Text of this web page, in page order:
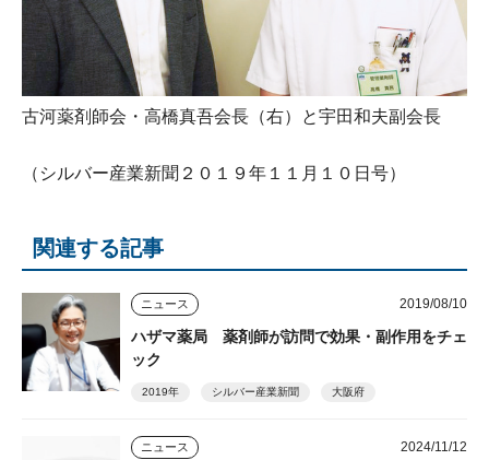
古河薬剤師会・高橋真吾会長（右）と宇田和夫副会長
（シルバー産業新聞２０１９年１１月１０日号）
関連する記事
ニュース 2019/08/10
ハザマ薬局 薬剤師が訪問で効果・副作用をチェ
ック
2019年 シルバー産業新聞 大阪府
ニュース 2024/11/12